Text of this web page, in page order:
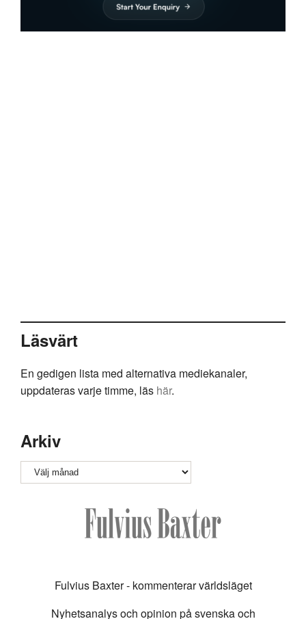
Läsvärt
En gedigen lista med alternativa mediekanaler,
uppdateras varje timme, läs här.
Arkiv
Arkiv
Fulvius Baxter - kommenterar världsläget
Nyhetsanalys och opinion på svenska och